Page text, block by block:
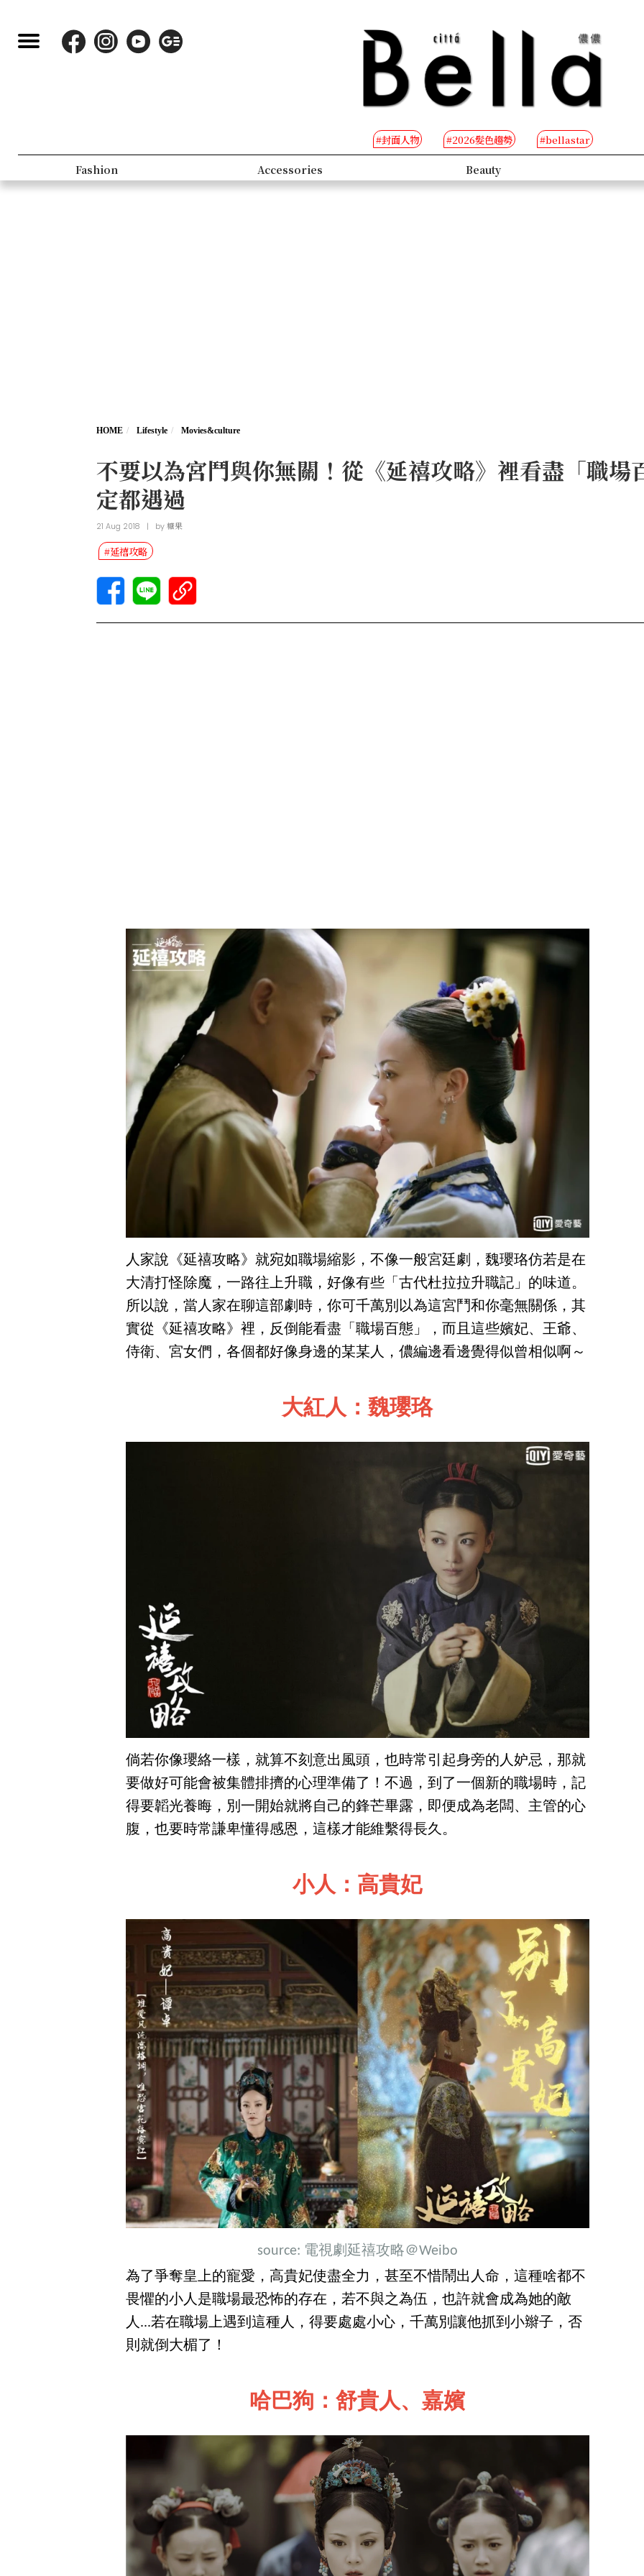
#封面人物 #2026髮色趨勢 #bellastar
Fashion Accessories Beauty
HOME Lifestyle Movies&culture
不要以為宮鬥與你無關！從《延禧攻略》裡看盡「職場
定都遇過
21 Aug 2018 | by糖果
#延禧攻略
人家說《延禧攻略》就宛如職場縮影，不像一般宮廷劇，魏瓔珞仿若是在
大清打怪除魔，一路往上升職，好像有些「古代杜拉拉升職記」的味道。
所以說，當人家在聊這部劇時，你可千萬別以為這宮鬥和你毫無關係，其
實從《延禧攻略》裡，反倒能看盡「職場百態」，而且這些嬪妃、王爺、
侍衛、宮女們，各個都好像身邊的某某人，儂編邊看邊覺得似曾相似啊～
大紅人：魏瓔珞
倘若你像瓔絡一樣，就算不刻意出風頭，也時常引起身旁的人妒忌，那就
要做好可能會被集體排擠的心理準備了！不過，到了一個新的職場時，記
得要韜光養晦，別一開始就將自己的鋒芒畢露，即便成為老闆、主管的心
腹，也要時常謙卑懂得感恩，這樣才能維繫得長久。
小人：高貴妃
source: 電視劇延禧攻略＠Weibo
為了爭奪皇上的寵愛，高貴妃使盡全力，甚至不惜鬧出人命，這種啥都不
畏懼的小人是職場最恐怖的存在，若不與之為伍，也許就會成為她的敵
人...若在職場上遇到這種人，得要處處小心，千萬別讓他抓到小辮子，否
則就倒大楣了！
哈巴狗：舒貴人、嘉嬪